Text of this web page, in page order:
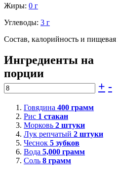
Жиры: 0 г
Углеводы: 3 г
Состав, калорийность и пищевая
Ингредиенты на
порции
+ -
Говядина 400 грамм
Рис 1 стакан
Морковь 2 штуки
Лук репчатый 2 штуки
Чеснок 5 зубков
Вода 5,000 грамм
Соль 8 грамм